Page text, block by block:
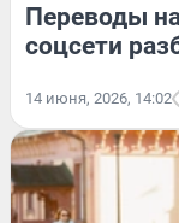
Переводы
соцсети
14 июня, 2026, 14:02